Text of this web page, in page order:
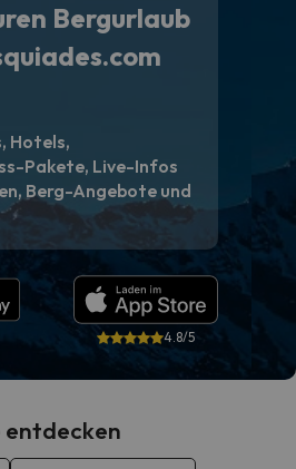
Bergurlaub
Hotels,
Pakete, Live-Infos
Berg-Angebote und
4.8/5